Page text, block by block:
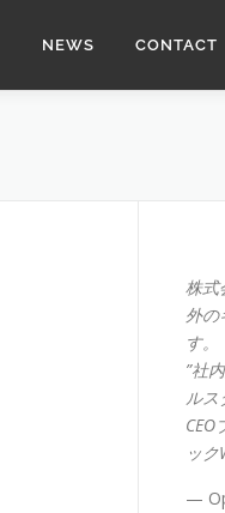
NEWS CONTACT
株式
外の
す。
”社
ルス
CEO
ッ
—